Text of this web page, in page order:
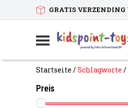
GRATIS VERZENDING
Startseite /Schlagworte /
Preis